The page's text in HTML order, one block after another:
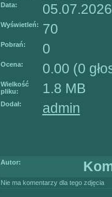
Data:
Wyświetleń: 70
Pobrań: 0
Ocena: 0.00 (0
Wielkość
pliku:
1.8 MB
Dodał: admin
Autor:
Nie ma komentarzy dla tego zdjęcia